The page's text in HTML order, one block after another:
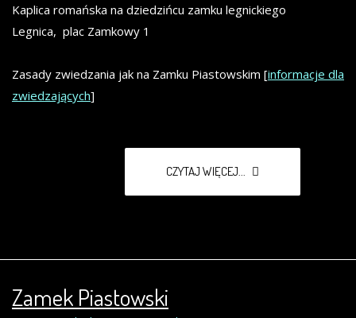
Kaplica romańska na dziedzińcu zamku legnickiego
Legnica, plac Zamkowy 1
Zasady zwiedzania jak na Zamku Piastowskim [informacje dla
zwiedzających]
CZYTAJ WIĘCEJ...
Zamek Piastowski